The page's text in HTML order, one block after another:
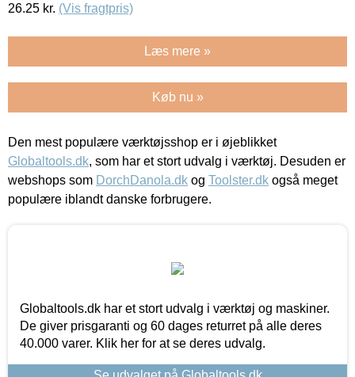
26.25 kr. (Vis fragtpris)
Læs mere »
Køb nu »
Den mest populære værktøjsshop er i øjeblikket
Globaltools.dk, som har et stort udvalg i værktøj. Desuden er
webshops som DorchDanola.dk og Toolster.dk også meget
populære iblandt danske forbrugere.
Globaltools.dk har et stort udvalg i værktøj og maskiner.
De giver prisgaranti og 60 dages returret på alle deres
40.000 varer. Klik her for at se deres udvalg.